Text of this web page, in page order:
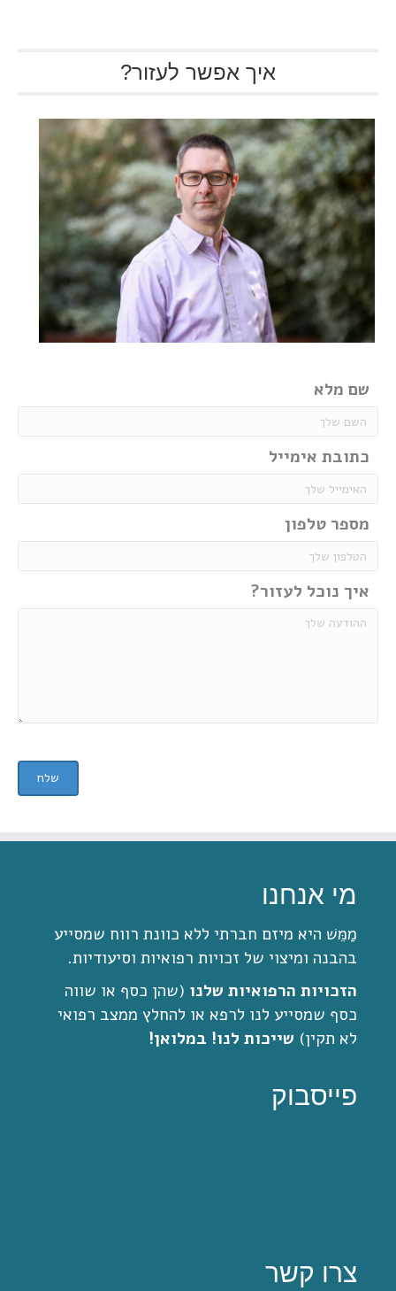
איך אפשר לעזור?
שם מלא
כתובת אימייל
מספר טלפון
איך נוכל לעזור?
שלח
מי אנחנו
מַמֵּשׁ היא מיזם חברתי ללא כוונת רווח שמסייע
בהבנה ומיצוי של זכויות רפואיות וסיעודיות.
הזכויות הרפואיות שלנו (שהן כסף או שווה
כסף שמסייע לנו לרפא או להחלץ ממצב רפואי
לא תקין) שייכות לנו! במלואן!
פייסבוק
צרו קשר